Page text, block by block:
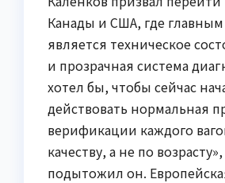
Канады и США, где
является техническое
и прозрачная система
хотел бы, чтобы сейчас
действовать нормальная
верификации каждого
качеству, а не по
подытожил он.